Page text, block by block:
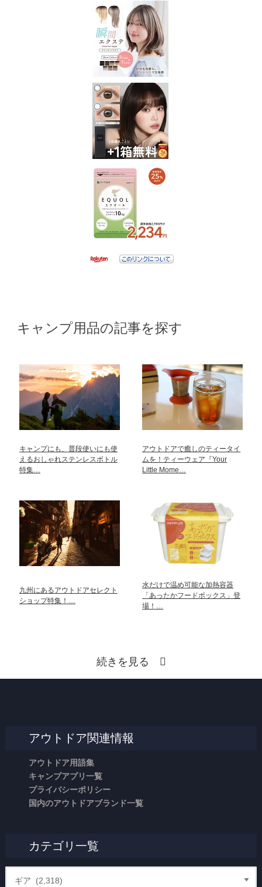
キャンプ用品の記事を探す
キャンプにも、普段使いにも使
えるおしゃれステンレスボトル
特集…
アウトドアで癒しのティータイ
ムを！ティーウェア『Your
Little Mome…
九州にあるアウトドアセレクト
ショップ特集！…
水だけで温め可能な加熱容器
「あったかフードボックス」登
場！…
続きを見る
アウトドア関連情報
アウトドア用語集
キャンプアプリ一覧
プライバシーポリシー
国内のアウトドアブランド一覧
カテゴリ一覧